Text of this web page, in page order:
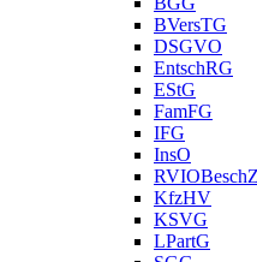
BVersTG
DSGVO
EntschRG
EStG
FamFG
IFG
InsO
KfzHV
KSVG
LPartG